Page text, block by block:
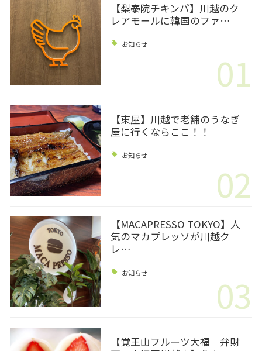
【梨泰院チキンパ】川越のク
レアモールに韓国のファ…
お知らせ
01
【東屋】川越で老舗のうなぎ
屋に行くならここ！！
お知らせ
02
【MACAPRESSO TOKYO】人
気のマカプレッソが川越ク
レ…
お知らせ 03
【覚王山フルーツ大福 弁財